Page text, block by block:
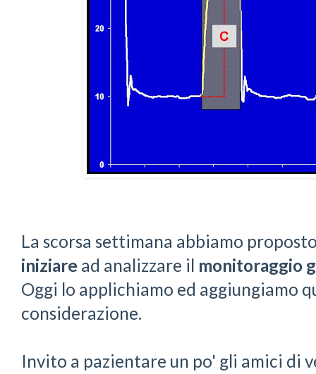
La scorsa settimana abbiamo
iniziare ad analizzare il monitoraggio
Oggi lo applichiamo ed aggiungiamo
considerazione.
Invito a pazientare un po' gli amici di